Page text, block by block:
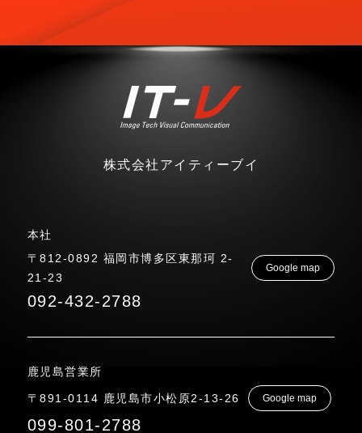
株式会社アイティーブイ
本社
〒812-0892 福岡市博多区東那珂 2-
21-23
Google map
092-432-2788
鹿児島営業所
〒891-0114 鹿児島市小松原2-13-26 Google map
099-801-2788